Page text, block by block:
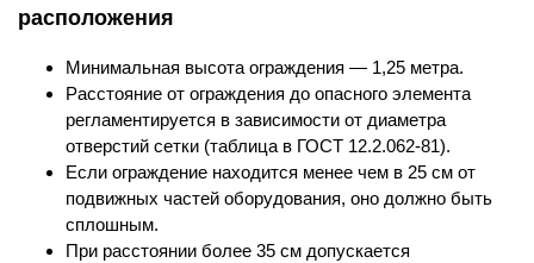
расположения
Минимальная высота ограждения — 1,25 метра.
Расстояние от ограждения до опасного элемента
регламентируется в зависимости от диаметра
отверстий сетки (таблица в ГОСТ 12.2.062-81).
Если ограждение находится менее чем в 25 см от
подвижных частей оборудования, оно должно быть
сплошным.
При расстоянии более 35 см допускается